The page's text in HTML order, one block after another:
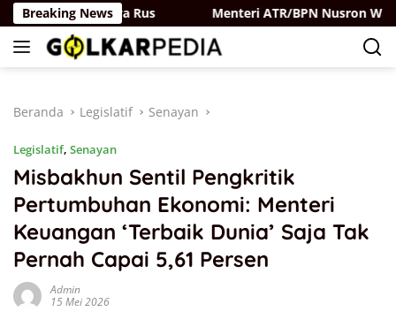
Langsung
ke
konten
Breaking News
Partai Belaya Rus Menteri ATR/BPN Nusron Wahid
Beranda Legislatif Senayan
Legislatif, Senayan
Misbakhun Sentil Pengkritik
Pertumbuhan Ekonomi: Menteri
Keuangan ‘Terbaik Dunia’ Saja Tak
Pernah Capai 5,61 Persen
Admin
15 Mei 2026